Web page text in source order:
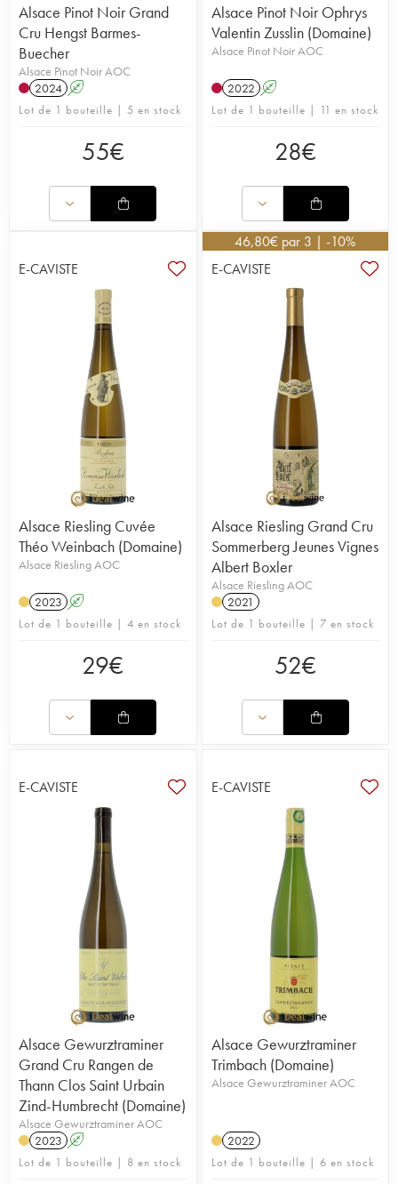
Alsace Pinot Noir Grand
Cru Hengst Barmes-
Buecher
Alsace Pinot Noir AOC
2024 A
Lot de 1 bouteille | 5 en stock
55€
Alsace Pinot Noir Ophrys
Valentin Zusslin (Domaine)
Alsace Pinot Noir AOC
2022 A
Lot de 1 bouteille | 11 en stock
28€
E-CAVISTE
Alsace Riesling Cuvée
Théo Weinbach (Domaine)
Alsace Riesling AOC
2023 A
Lot de 1 bouteille | 4 en stock
29€
46,80€ par 3 | -10%
E-CAVISTE
Alsace Riesling Grand Cru
Sommerberg Jeunes Vignes
Albert Boxler
Alsace Riesling AOC
2021
Lot de 1 bouteille | 7 en stock
52€
E-CAVISTE
Alsace Gewurztraminer
Grand Cru Rangen de
Thann Clos Saint Urbain
Zind-Humbrecht (Domaine)
Alsace Gewurztraminer AOC
2023 A
Lot de 1 bouteille | 8 en stock
E-CAVISTE
Alsace Gewurztraminer
Trimbach (Domaine)
Alsace Gewurztraminer AOC
2022
Lot de 1 bouteille | 6 en stock